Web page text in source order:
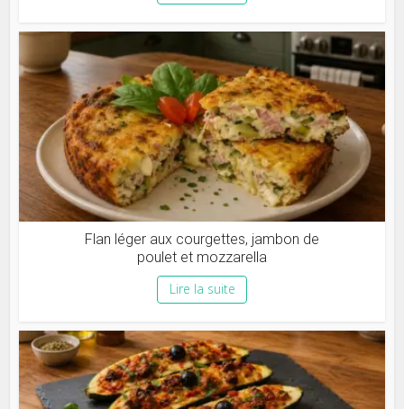
Flan léger aux courgettes, jambon de
poulet et mozzarella
Lire la suite